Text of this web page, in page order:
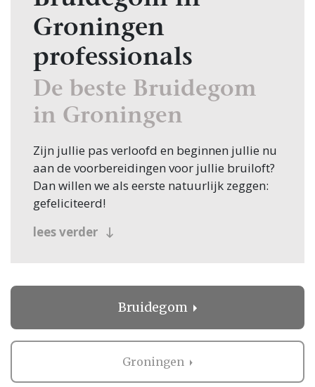
Groningen
professionals
De beste Bruidegom
in Groningen
Zijn jullie pas verloofd en beginnen jullie nu
aan de voorbereidingen voor jullie bruiloft?
Dan willen we als eerste natuurlijk zeggen:
gefeliciteerd!
Veel bruidsparen beginnen hun zoektocht
van jullie bruiloft. Bovendien vind je op
Trouwen.nl alle professionals voor je
lees verder
Bruidegom
Groningen